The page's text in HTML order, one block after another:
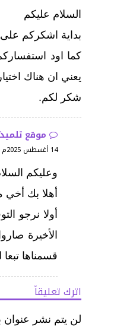
السلام عليكم
بداية اشكركم على
كما اود
يعني ان هناك
شكر لكم.
موقع
14 أغسطس 2025م الساعة 18:56
وعليكم
أهلا بك
أولا نرجو
الأخيرة
قسمناها
اترك تعليقاً
لن يتم نشر عنوان